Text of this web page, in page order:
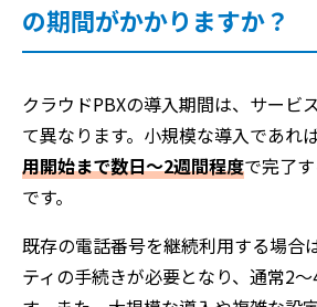
の期間がかかりますか？
クラウドPBXの導入期間は、サービ
て異なります。小規模な導入であれば
用開始まで数日〜2週間程度で完了
です。
既存の電話番号を継続利用する場合
ティの手続きが必要となり、通常2